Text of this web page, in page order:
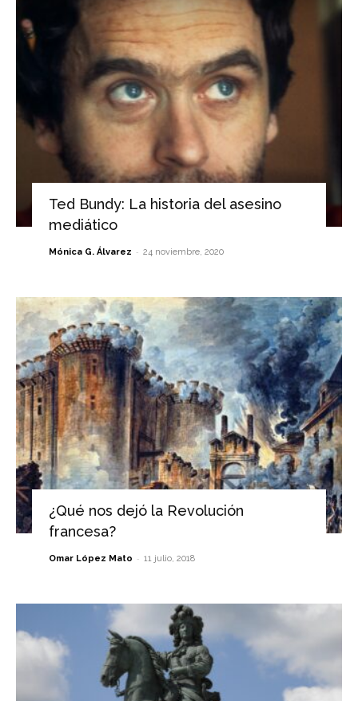
Ted Bundy: La historia del asesino
mediático
Mónica G. Álvarez - 24 noviembre, 2020
¿Qué nos dejó la Revolución
francesa?
Omar López Mato - 11 julio, 2018